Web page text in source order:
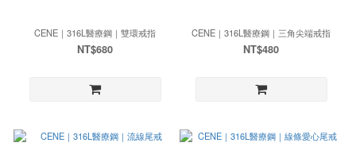
CENE｜316L醫療鋼｜雙環戒指
NT$680
CENE｜316L醫療鋼｜三角尖端戒指
NT$480